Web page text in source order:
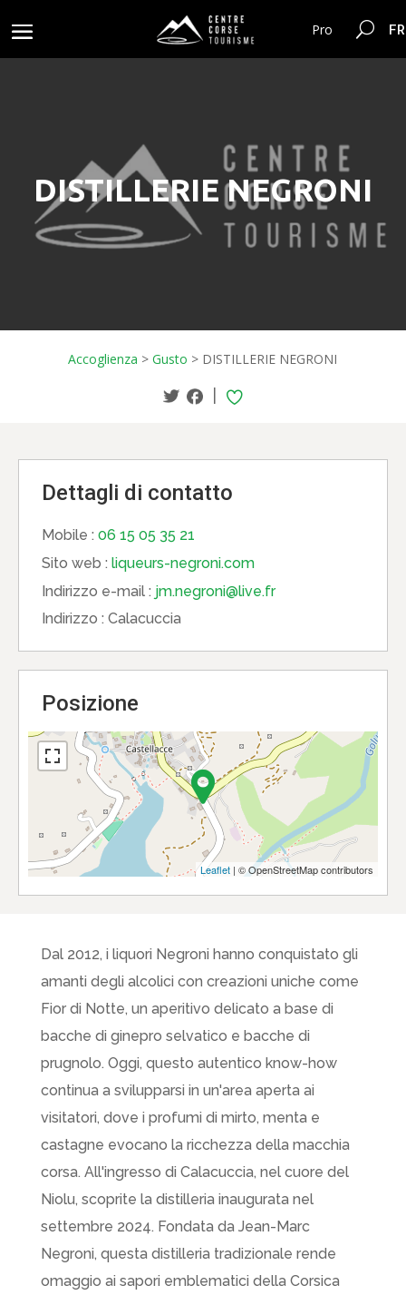
Pro
DISTILLERIE NEGRONI
Accoglienza >Gusto > DISTILLERIE NEGRONI
|
Dettagli di contatto
Mobile : 06 15 05 35 21
Sito web : liqueurs-negroni.com
Indirizzo e-mail : jm.negroni@live.fr
Indirizzo : Calacuccia
Posizione
Leaflet | © OpenStreetMap contributors
Dal 2012, i liquori Negroni hanno conquistato gli
amanti degli alcolici con creazioni uniche come
Fior di Notte, un aperitivo delicato a base di
bacche di ginepro selvatico e bacche di
prugnolo. Oggi, questo autentico know-how
continua a svilupparsi in un'area aperta ai
visitatori, dove i profumi di mirto, menta e
castagne evocano la ricchezza della macchia
corsa. All'ingresso di Calacuccia, nel cuore del
Niolu, scoprite la distilleria inaugurata nel
settembre 2024. Fondata da Jean-Marc
Negroni, questa distilleria tradizionale rende
omaggio ai sapori emblematici della Corsica